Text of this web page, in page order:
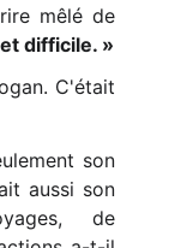
mêlé de
difficile. »
C'était
son
aussi son
de